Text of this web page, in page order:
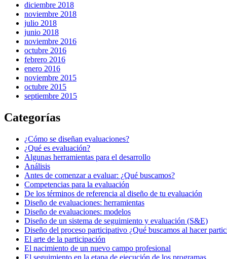
diciembre 2018
noviembre 2018
julio 2018
junio 2018
noviembre 2016
octubre 2016
febrero 2016
enero 2016
noviembre 2015
octubre 2015
septiembre 2015
Categorías
¿Cómo se diseñan evaluaciones?
¿Qué es evaluación?
Algunas herramientas para el desarrollo
Análisis
Antes de comenzar a evaluar: ¿Qué buscamos?
Competencias para la evaluación
De los términos de referencia al diseño de tu evaluación
Diseño de evaluaciones: herramientas
Diseño de evaluaciones: modelos
Diseño de un sistema de seguimiento y evaluación (S&E)
Diseño del proceso participativo ¿Qué buscamos al hacer
El arte de la participación
El nacimiento de un nuevo campo profesional
El seguimiento en la etapa de ejecución de los programas